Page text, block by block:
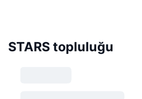
STARS topluluğu